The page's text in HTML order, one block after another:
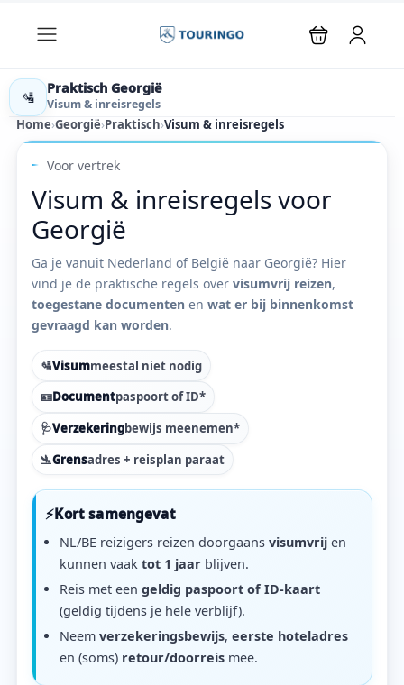
🛂 Praktisch Georgië
Visum & inreisregels
Home›Georgië›Praktisch›Visum & inreisregels
Voor vertrek
Visum & inreisregels voor
Georgië
Ga je vanuit Nederland of België naar Georgië? Hier
vind je de praktische regels over visumvrij reizen,
toegestane documenten en wat er bij binnenkomst
gevraagd kan worden.
🛂Visummeestal niet nodig
🪪Documentpaspoort of ID*
🩺Verzekeringbewijs meenemen*
🛬Grensadres + reisplan paraat
⚡Kort samengevat
NL/BE reizigers reizen doorgaansvisumvrij en
kunnen vaaktot 1 jaar blijven.
Reis met eengeldig paspoort of ID-kaart
(geldig tijdens je hele verblijf).
Neemverzekeringsbewijs,eerste hoteladres
en (soms) retour/doorreis mee.